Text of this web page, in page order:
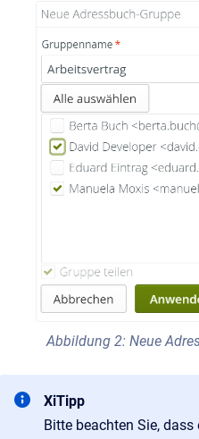
Abbildung 2: Neue
XiTipp
Bitte beachten Sie, dass